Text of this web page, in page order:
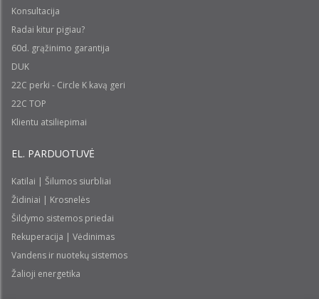
Konsultacija
Radai kitur pigiau?
60d. grąžinimo garantija
DUK
22C perki - Circle K kavą geri
22C TOP
Klientu atsiliepimai
EL. PARDUOTUVĖ
Katilai | Šilumos siurbliai
Židiniai | Krosnelės
Šildymo sistemos priedai
Rekuperacija | Vėdinimas
Vandens ir nuotekų sistemos
Žalioji energetika